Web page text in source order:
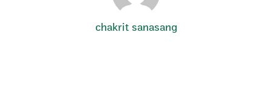
chakrit sanasang